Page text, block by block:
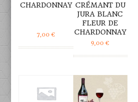
CHARDONNAY
7,00€
CRÉMANT DU
JURA BLANC
FLEUR DE
CHARDONNAY
9,00€